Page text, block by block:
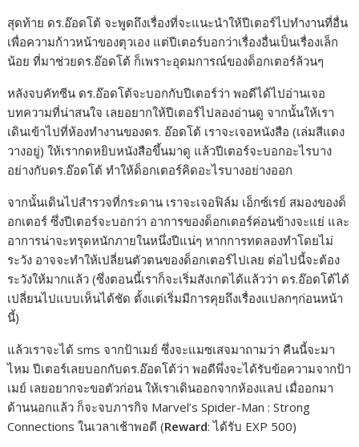
สุดท้าย ดร.อ๊อดโต้ จะพูดถึงเรื่องที่จะแนะนำให้ปีเตอร์ไปทำงานที่อื่น
เพื่อความก้าวหน้าของตุวเอง แต่ปีเตอร์บอกว่าเรื่องอื่นเป็นเรื่องเล็ก
น้อย ที่มาช่วยดร.อ๊อดโต้ ก็เพราะอุดมการณ์ของด็อกเตอร์ล้วนๆ
หลังจบคัทซีน ดร.อ๊อดโต้จะบอกกับปีเตอร์ว่า พอดีได้ไปอ่านเจอ
บทความที่น่าสนใจ เลยอยากให้ปีเตอร์ไปลองอ่านดู จากนั้นให้เรา
เดินเข้าไปที่ห้องทำงานของดร. อ๊อดโต้ เราจะเจอหนังสือ (เล่มสีแดง
วางอยู่) ให้เรากดหยิบหนังสือขึ้นมาดู แล้วปีเตอร์จะบอกอะไรบาง
อย่างกับดร.อ๊อดโต้ ทำให้ด็อกเตอร์คิดอะไรบางอย่างออก
จากนั้นเดินไปสำรวจที่กระดาน เราจะเจอฟิล์ม เอ็กซ์เรย์ สมองของด็
อกเตอร์ ซึ่งปีเตอร์จะบอกว่า อาการของด็อกเตอร์ค่อนข้างจะแย่ และ
อาการน่าจะทรุดหนักภายในหนึ่งปีแน่ๆ หากการทดลองทำโดยไม่
ระวัง อาจจะทำให้เปลี่ยนตัวตนของด็อกเตอร์ไปเลย ต่อไปนี้จะต้อง
ระวังให้มากแล้ว (ซึ่งตอนนี้เราก็จะเริ่มสังเกตได้แล้วว่า ดร.อ๊อดโต้ได้
เปลี่ยนไปแบบเห็นได้ชัด ตั้งแต่เริ่มมีการคุยถึงเรื่องแปลกๆก่อนหน้า
นี้)
แล้วเราจะได้ sms จากป้าเมย์ ซึ่งจะแมซเสจมาถามว่า คืนนี้จะมา
ไหม ปีเตอร์เลยบอกกับดร.อ๊อดโต้ว่า พอดีพึ่งจะได้รับข้อความจากป้า
เมย์ เลยอยากจะขอตัวก่อน ให้เราเดินออกจากห้องแลป เมื่ออกมา
ด้านนอกแล้ว ก็จะจบภารกิจ Marvel’s Spider-Man : Strong
Connections ในเวลาเช้าพอดี (Reward: ได้รับ EXP 500)